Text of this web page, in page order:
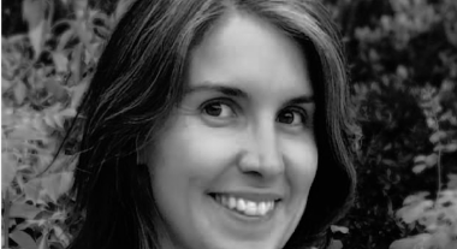
Espace exposant·e·s
Espace enseignant·e·s
Espace participant⋅e⋅s
Espace Salon dans la ville
Espace bénévoles
Devenir bénévole
À propos du Salon